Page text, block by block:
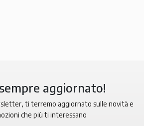
aggiornato!
ti terremo aggiornato sulle novità e
che più ti interessano